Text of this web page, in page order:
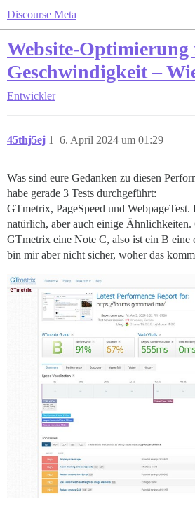
Discourse Meta
Website-
Geschwindigkeit –
Entwickler
45thj5ej 6. April 2024 um 01:29
1
Was sind eure Gedanken zu diesen
habe gerade 3 Tests durchgeführt:
GTmetrix, PageSpeed und WebpageTest.
natürlich, aber auch einige Ähnlichkeiten.
GTmetrix eine Note C, also ist ein B eine
bin mir aber nicht sicher, woher das